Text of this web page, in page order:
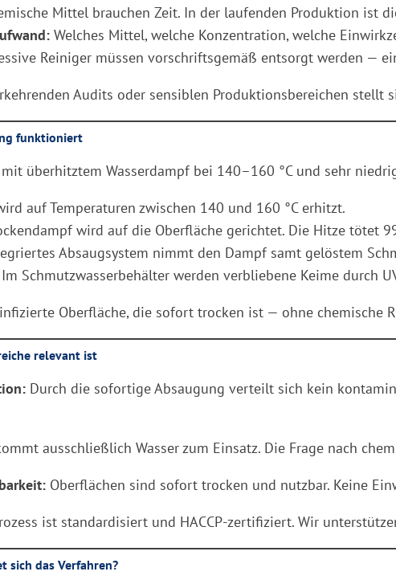
Mittel brauchen Zeit. In der laufenden Produktion ist
Welches Mittel, welche Konzentration, welche
Reiniger müssen vorschriftsgemäß entsorgt werden —
Audits oder sensiblen Produktionsbereichen stellt
funktioniert
überhitztem Wasserdampf bei 140–160 °C und sehr
auf Temperaturen zwischen 140 und 160 °C erhitzt.
wird auf die Oberfläche gerichtet. Die Hitze tötet
Absaugsystem nimmt den Dampf samt gelöstem
Im Schmutzwasserbehälter werden verbliebene Keime durch
Oberfläche, die sofort trocken ist — ohne chemische
relevant ist
Durch die sofortige Absaugung verteilt sich kein
ausschließlich Wasser zum Einsatz. Die Frage nach
Oberflächen sind sofort trocken und nutzbar. Keine
ist standardisiert und HACCP-zertifiziert. Wir
sich das Verfahren?